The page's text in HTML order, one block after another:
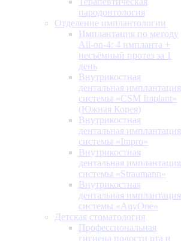
пародонтология
Отделение имплантологии
Имплантация по методу
All-on-4: 4 импланта +
несъёмный протез за 1
день
Внутрикостная
дентальная имплантация
системы «CSM Implant»
(Южная Корея)
Внутрикостная
дентальная имплантация
системы «Impro»
Внутрикостная
дентальная имплантация
системы «Straumann»
Внутрикостная
дентальная имплантация
системы «AnyOne»
Детская стоматология
Профессиональная
гигиена полости рта и